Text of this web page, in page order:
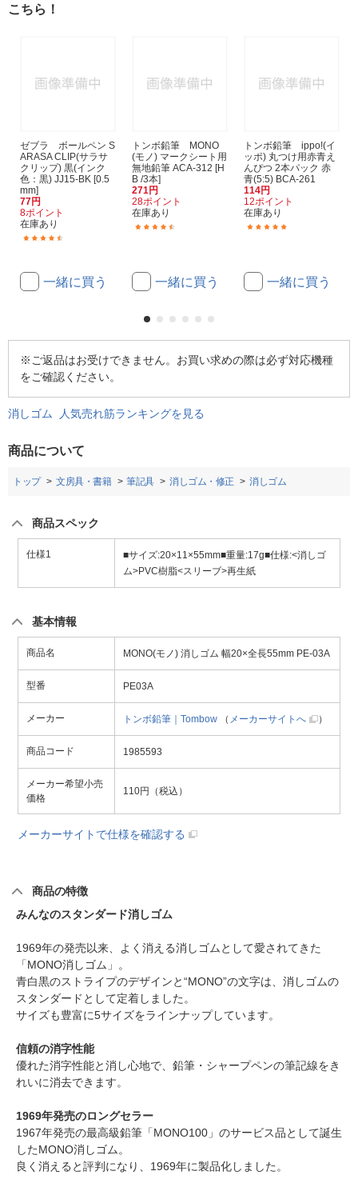
こちら！
ゼブラ ボールペン S
ARASA CLIP(サラサ
クリップ) 黒(インク
色：黒) JJ15-BK [0.5
mm]
77円
8ポイント
在庫あり
一緒に買う
トンボ鉛筆 MONO
(モノ) マークシート用
無地鉛筆 ACA-312 [H
B /3本]
271円
28ポイント
在庫あり
一緒に買う
トンボ鉛筆 ippo!(イ
ッポ) 丸つけ用赤青え
んぴつ 2本パック 赤
青(5:5) BCA-261
114円
12ポイント
在庫あり
一緒に買う
※ご返品はお受けできません。お買い求めの際は必ず対応機種
をご確認ください。
消しゴム 人気売れ筋ランキングを見る
商品について
トップ 文房具・書籍 筆記具 消しゴム・修正 消しゴム
商品スペック
仕様1
■サイズ:20×11×55mm■重量:17g■仕様:<消しゴ
ム>PVC樹脂<スリーブ>再生紙
基本情報
商品名 MONO(モノ) 消しゴム 幅20×全長55mm PE-03A
型番 PE03A
メーカー トンボ鉛筆｜Tombow （ メーカーサイトへ ）
商品コード 1985593
メーカー希望小売
価格
110円（税込）
メーカーサイトで仕様を確認する
商品の特徴
みんなのスタンダード消しゴム
1969年の発売以来、よく消える消しゴムとして愛されてきた
「MONO消しゴム」。
青白黒のストライプのデザインと“MONO”の文字は、消しゴムの
スタンダードとして定着しました。
サイズも豊富に5サイズをラインナップしています。
信頼の消字性能
優れた消字性能と消し心地で、鉛筆・シャープペンの筆記線をき
れいに消去できます。
1969年発売のロングセラー
1967年発売の最高級鉛筆「MONO100」のサービス品として誕生
したMONO消しゴム。
良く消えると評判になり、1969年に製品化しました。